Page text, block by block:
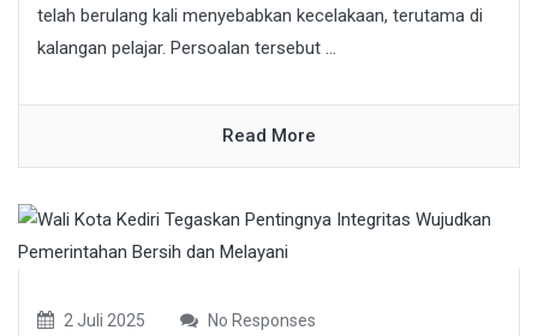
telah berulang kali menyebabkan kecelakaan, terutama di
kalangan pelajar. Persoalan tersebut ...
Read More
2 Juli 2025 No Responses